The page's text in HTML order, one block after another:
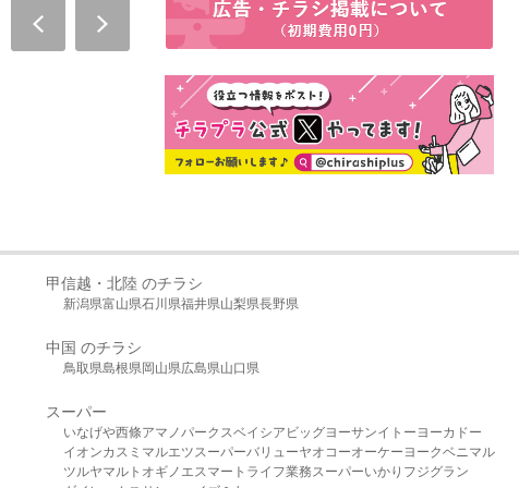
甲信越・北陸 のチラシ
新潟県富山県石川県福井県山梨県長野県
中国 のチラシ
鳥取県島根県岡山県広島県山口県
スーパー
いなげや西條アマノパークスベイシア ビッグヨーサンイトーヨーカドー
イオンカスミ マルエツ スーパーバリューヤオコーオーケー ヨークベニマル
ツルヤマルト オギノ エスマート ライフ業務スーパーいかり フジグラン